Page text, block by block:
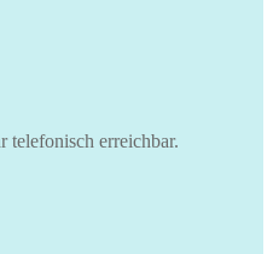
telefonisch erreichbar.